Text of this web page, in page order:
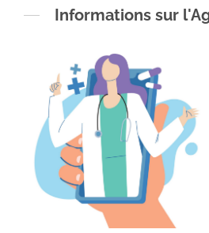
Informations sur